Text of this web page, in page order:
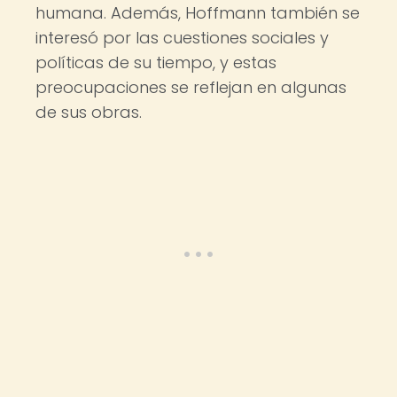
humana. Además, Hoffmann también se
interesó por las cuestiones sociales y
políticas de su tiempo, y estas
preocupaciones se reflejan en algunas
de sus obras.